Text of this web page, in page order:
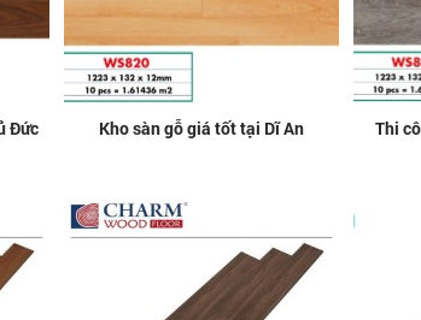
Đức Kho sàn gỗ giá tốt tại Dĩ An Thi